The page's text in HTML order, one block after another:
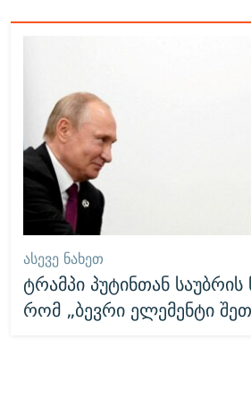
ᲐᲡᲔᲕᲔ ᲜᲐᲮᲔᲗ
ტრამპი პუტინთან საუბრის
რომ „ბევრი ელემენტი